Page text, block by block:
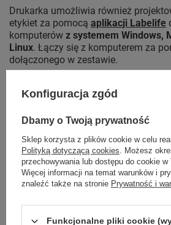
Drukarka umożliwia również
etykiet za pomocą aplikacji Labelife
komputerów z systemem Windows,
Linux. Łączy się z komputerem za
dołączonego w zestawie.
Konfiguracja zgód
Dbamy o Twoją prywatność
Sklep korzysta z plików cookie w celu
Polityką dotyczącą cookies. Możesz
przechowywania lub dostępu do cookie w
Więcej informacji na temat warunków i
znaleźć także na stronie Prywatność i
Funkcjonalne pliki cookie